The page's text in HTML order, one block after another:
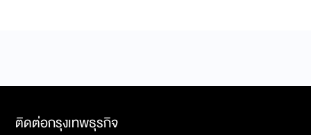
ติดต่อกรุงเทพธุรกิจ